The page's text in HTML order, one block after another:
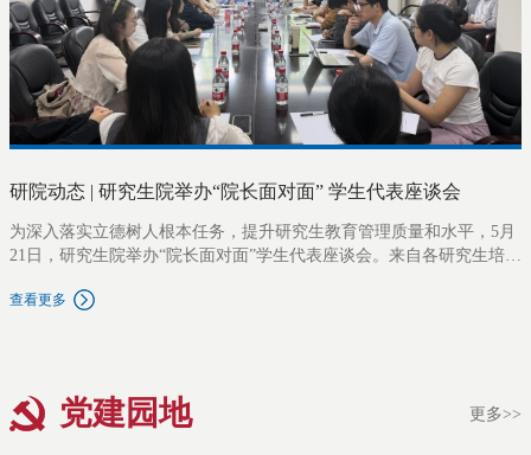
对研究生学位授予标准、质量保障机制、争议处理程序等关键制度及
其法律风险作了介绍。讲座内容扎实、案例鲜活，为研究生管理一线
人员提升依法依规履职能力提供了指导。本次讲座是上外研究生院研
究生教育与管理讲座系列活动之一。下一步，研究生院将继续围绕政
策解读、管理实务、质量保障等内容持续开展专题培训，系统提升研
究生管理队伍专业素养，以高质
研院动态 | 研究生院举办“院长面对面” 学生代表座谈会
为深入落实立德树人根本任务，提升研究生教育管理质量和水平，5月
21日，研究生院举办“院长面对面”学生代表座谈会。来自各研究生培养
前，张海斌院长简要介绍了学校近期在研究生教育综合改革、拔尖创
坦诚沟通、踊跃建言。针对同学们反映的问题，张海斌与各科室负责
人逐一回应，表示要进一步完善沟通机制，增进与学校各部门、院系
查看更多
党建园地 更多>>